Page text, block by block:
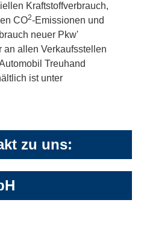
Kraftstoffverbrauch,
CO2-Emissionen und
neuer Pkw'
an allen Verkaufsstellen
Treuhand
ist unter
zu uns: